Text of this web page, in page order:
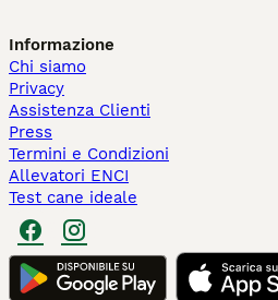
Informazione
Chi siamo
Privacy
Assistenza Clienti
Press
Termini e Condizioni
Allevatori ENCI
Test cane ideale